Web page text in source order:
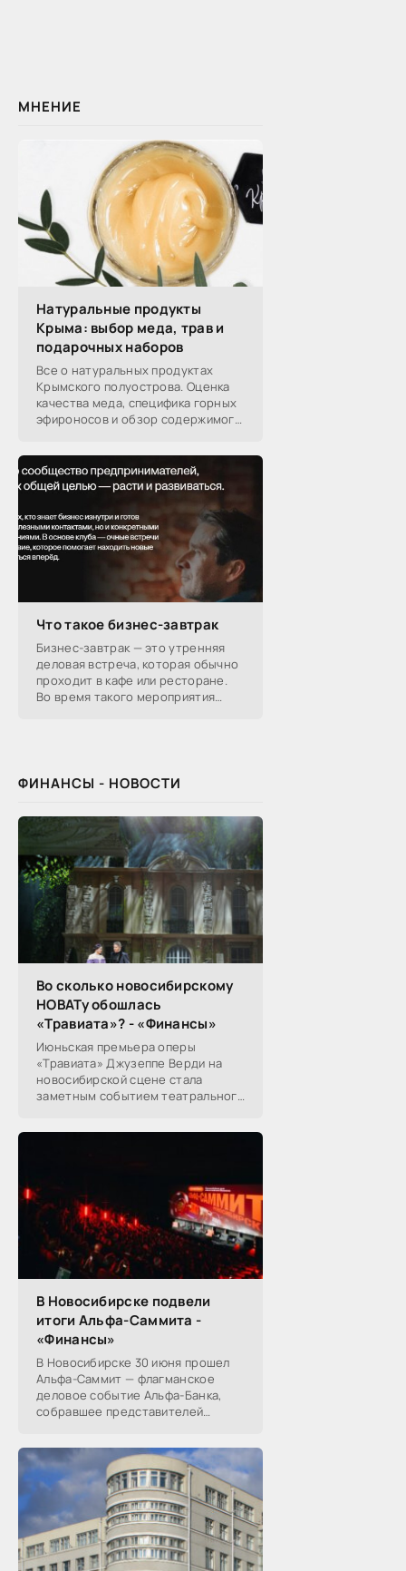
МНЕНИЕ
Натуральные продукты
Крыма: выбор меда, трав и
подарочных наборов
Все о натуральных продуктах
Крымского полуострова. Оценка
качества меда, специфика горных
эфироносов и обзор содержимого
производителей.
Что такое бизнес-завтрак
Бизнес-завтрак — это утренняя
деловая встреча, которая обычно
проходит в кафе или ресторане.
Во время такого мероприятия
ФИНАНСЫ - НОВОСТИ
Во сколько новосибирскому
НОВАТу обошлась
«Травиата»? - «Финансы»
Июньская премьера оперы
«Травиата» Джузеппе Верди на
новосибирской сцене стала
заметным событием театрального
Посетители НОВАТа, с которыми
В Новосибирске подвели
итоги Альфа-Саммита -
«Финансы»
В Новосибирске 30 июня прошел
Альфа-Саммит — флагманское
деловое событие Альфа-Банка,
собравшее представителей
реального, технологического,
финансового и других